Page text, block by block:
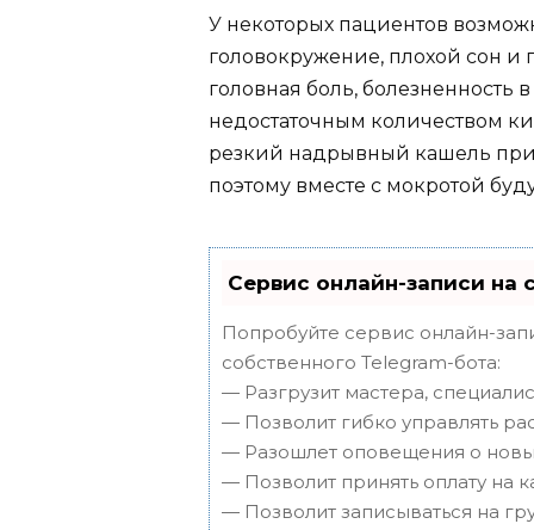
У некоторых пациентов
головокружение, плохой сон
головная боль, болезненность
недостаточным количеством
резкий надрывный кашель
поэтому вместе с мокротой
Сервис онлайн-записи на
Попробуйте сервис онлайн-
собственного Telegram-бота:
— Разгрузит мастера,
— Позволит гибко управлять
— Разошлет оповещения о
— Позволит принять оплату на
— Позволит записываться на